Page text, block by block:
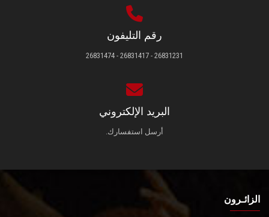
رقم التليفون
26831231 - 26831417 - 26831474
البريد الإلكتروني
أرسل استفسارك.
الزائـرون